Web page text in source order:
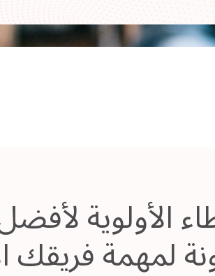
الأولوية
لمهمة فريقك